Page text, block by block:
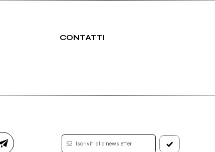
CONTATTI
Iscriviti alla newsletter